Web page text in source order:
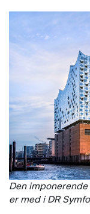
Den
er med i DR